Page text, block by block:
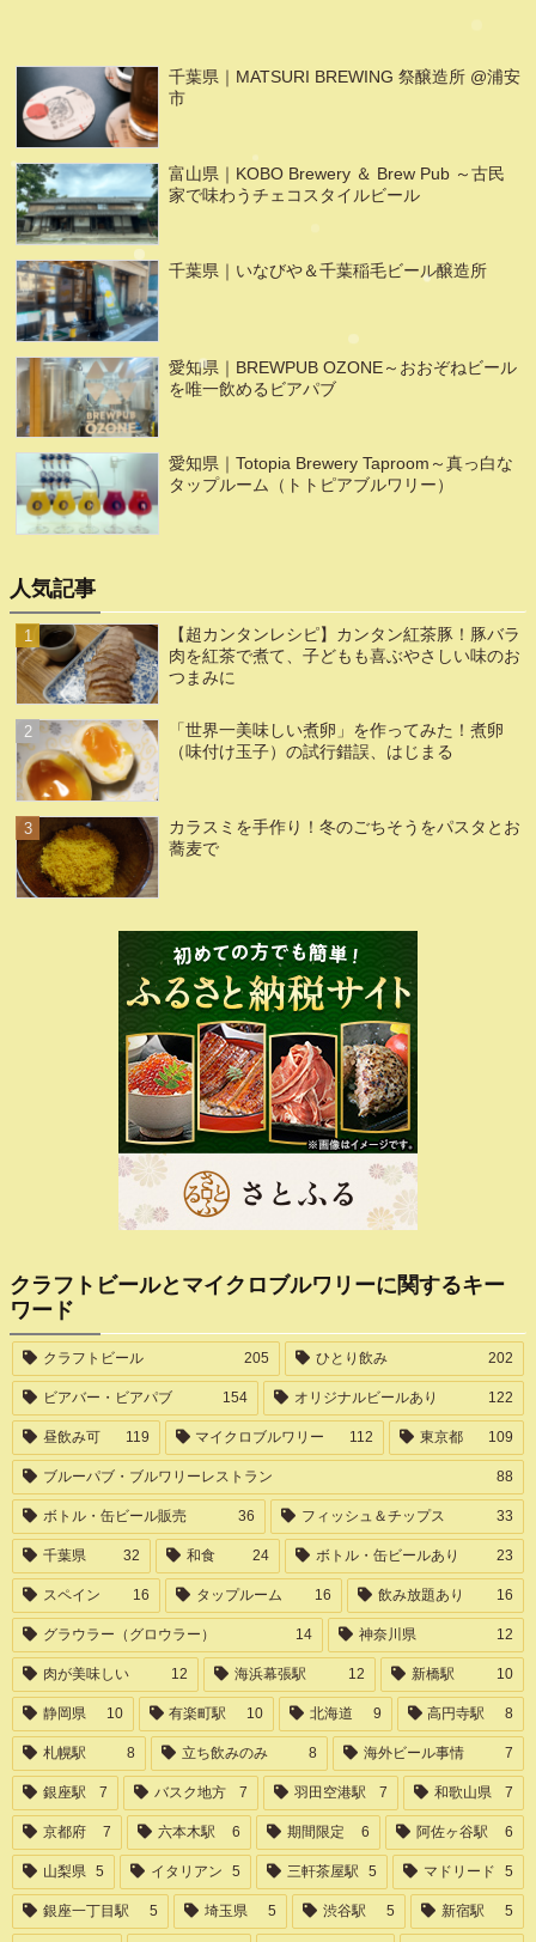
千葉県｜MATSURI BREWING 祭醸造所 @浦安
市
富山県｜KOBO Brewery ＆ Brew Pub ～古民
家で味わうチェコスタイルビール
千葉県｜いなびや＆千葉稲毛ビール醸造所
愛知県｜BREWPUB OZONE～おおぞねビール
を唯一飲めるビアパブ
愛知県｜Totopia Brewery Taproom～真っ白な
タップルーム（トトピアブルワリー）
人気記事
【超カンタンレシピ】カンタン紅茶豚！豚バラ
肉を紅茶で煮て、子どもも喜ぶやさしい味のお
つまみに
「世界一美味しい煮卵」を作ってみた！煮卵
（味付け玉子）の試行錯誤、はじまる
カラスミを手作り！冬のごちそうをパスタとお
蕎麦で
クラフトビールとマイクロブルワリーに関するキー
ワード
クラフトビール 205 ひとり飲み 202
ビアバー・ビアパブ 154 オリジナルビールあり 122
昼飲み可 119 マイクロブルワリー 112 東京都 109
ブルーパブ・ブルワリーレストラン 88
ボトル・缶ビール販売 36 フィッシュ＆チップス 33
千葉県 32 和食 24 ボトル・缶ビールあり 23
スペイン 16 タップルーム 16 飲み放題あり 16
グラウラー（グロウラー） 14 神奈川県 12
肉が美味しい 12 海浜幕張駅 12 新橋駅 10
静岡県 10 有楽町駅 10 北海道 9 高円寺駅 8
札幌駅 8 立ち飲みのみ 8 海外ビール事情 7
銀座駅 7 バスク地方 7 羽田空港駅 7 和歌山県 7
京都府 7 六本木駅 6 期間限定 6 阿佐ヶ谷駅 6
山梨県 5 イタリアン 5 三軒茶屋駅 5 マドリード 5
銀座一丁目駅 5 埼玉県 5 渋谷駅 5 新宿駅 5